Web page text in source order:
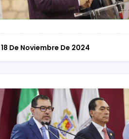
18 De Noviembre De 2024